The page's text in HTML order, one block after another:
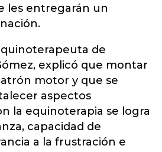
les entregarán un
de
explicó que montar
motor y que se
aspectos
la equinoterapia se logra
capacidad de
a la frustración e